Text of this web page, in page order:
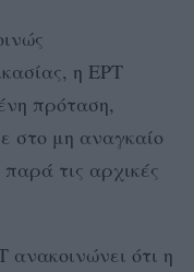
η ΕΡΤ
πρόταση,
στο μη αναγκαίο
τις αρχικές
ανακοινώνει ότι η